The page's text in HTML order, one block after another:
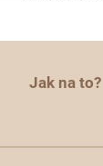
Jak na to?